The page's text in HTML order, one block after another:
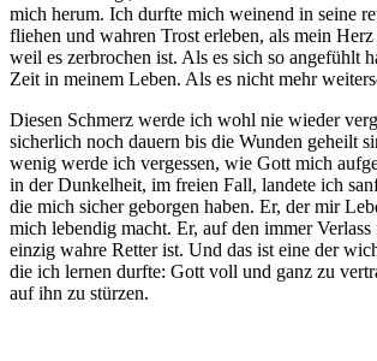
mich herum. Ich durfte mich weinend in seine
fliehen und wahren Trost erleben, als mein Herz
weil es zerbrochen ist. Als es sich so angefühlt
Zeit in meinem Leben. Als es nicht mehr
Diesen Schmerz werde ich wohl nie wieder
sicherlich noch dauern bis die Wunden geheilt
wenig werde ich vergessen, wie Gott mich
in der Dunkelheit, im freien Fall, landete ich
die mich sicher geborgen haben. Er, der mir
mich lebendig macht. Er, auf den immer
einzig wahre Retter ist. Und das ist eine der
die ich lernen durfte: Gott voll und ganz zu
auf ihn zu stürzen.